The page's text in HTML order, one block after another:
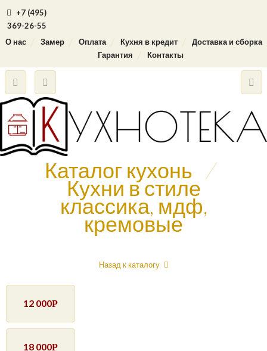
+7 (495)
369-26-55
О нас
Замер Оплата Кухня в кредит
Доставка и сборка
Гарантия
Контакты
Каталог кухонь /
Кухни в стиле
классика, мдф,
кремовые
Назад к каталогу
12 000Р
18 000Р